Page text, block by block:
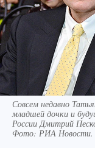
Совсем недавно
младшей дочки и
России Дмитрий
Фото: РИА Новости.